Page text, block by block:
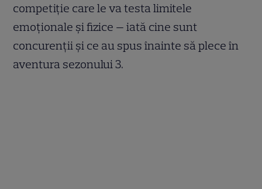
competiție care le va testa limitele
emoționale și fizice — iată cine sunt
concurenții și ce au spus înainte să plece în
aventura sezonului 3.